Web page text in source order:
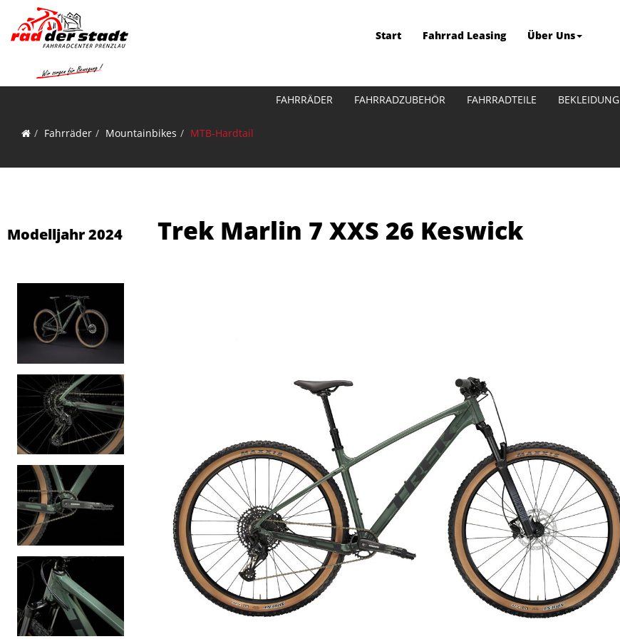
Start Fahrrad Leasing Über Uns
FAHRRÄDER FAHRRADZUBEHÖR FAHRRADTEILE BEKLEIDUNG
Fahrräder Mountainbikes MTB-Hardtail
Modelljahr 2024 Trek Marlin 7 XXS 26 Keswick